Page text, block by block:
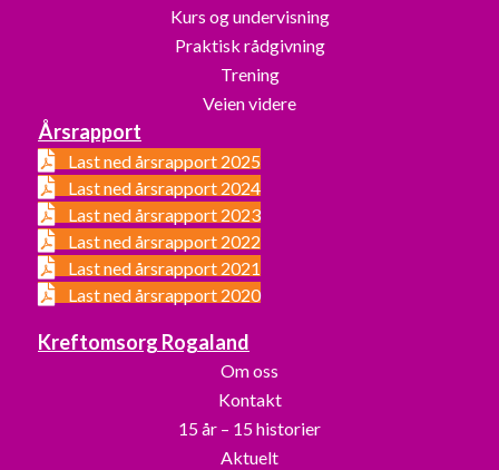
Kurs og undervisning
Praktisk rådgivning
Trening
Veien videre
Årsrapport
Last ned årsrapport 2025
Last ned årsrapport 2024
Last ned årsrapport 2023
Last ned årsrapport 2022
Last ned årsrapport 2021
Last ned årsrapport 2020
Kreftomsorg Rogaland
Om oss
Kontakt
15 år – 15 historier
Aktuelt